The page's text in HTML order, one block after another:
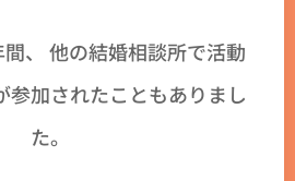
、 他の結婚相談所で活動
参加されたこともありまし
た。